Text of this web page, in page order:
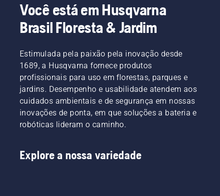
Você está em Husqvarna
Brasil Floresta & Jardim
Estimulada pela paixão pela inovação desde
1689, a Husqvarna fornece produtos
profissionais para uso em florestas, parques e
jardins. Desempenho e usabilidade atendem aos
cuidados ambientais e de segurança em nossas
inovações de ponta, em que soluções a bateria e
robóticas lideram o caminho.
Explore a nossa variedade